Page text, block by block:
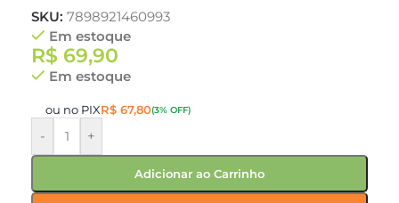
SKU: 7898921460993
Em estoque
R$ 69,90
Em estoque
ou no PIXR$ 67,80(3% OFF)
- +
Adicionar ao Carrinho